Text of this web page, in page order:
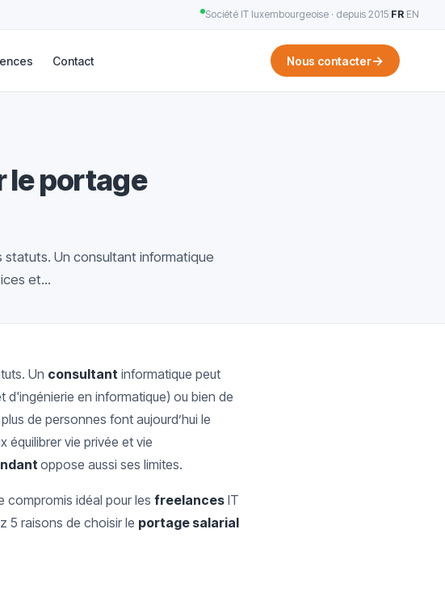
Société IT luxembourgeoise · depuis 2015 FR EN
Contact Nous contacter→
le portage
statuts. Un consultant informatique
et...
Un consultant informatique peut
d'ingénierie en informatique) ou bien de
de personnes font aujourd’hui le
équilibrer vie privée et vie
oppose aussi ses limites.
compromis idéal pour les freelances IT
5 raisons de choisir le portage salarial